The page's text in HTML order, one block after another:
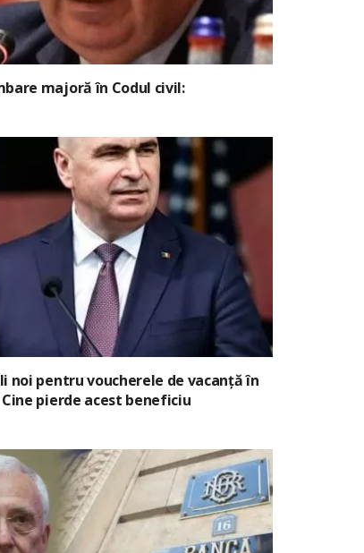
majoră în Codul civil:
noi pentru voucherele de vacanță în
Cine pierde acest beneficiu